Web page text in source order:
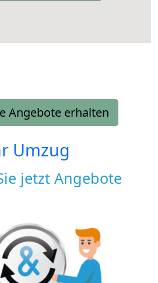
Angebote erhalten
Umzug
jetzt Angebote